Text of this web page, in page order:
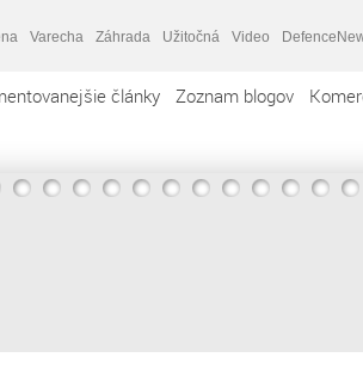
Varecha Záhrada Užitočná Video
články Zoznam blogov